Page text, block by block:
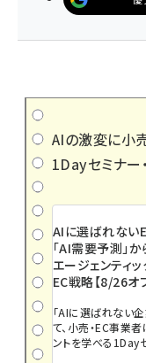
AIの激変に小
1Dayセミナー
AIに選ばれない
「AI需要予測」
エージェンティ
EC戦略【8/26オ
「AIに選ばれない
て、小売・EC事業
ントを学べる1Day